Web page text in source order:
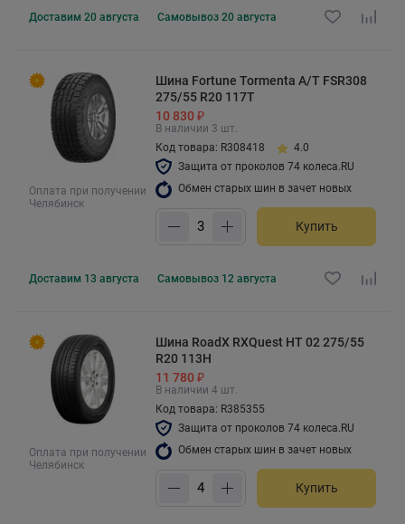
Доставим 20 августа Самовывоз 20 августа
Оплата при получении
Челябинск
Шина Fortune Tormenta A/T FSR308
275/55 R20 117T
10 830 ₽
В наличии 3 шт.
Код товара: R308418
4.0
Защита от проколов 74 колеса.RU
Обмен старых шин в зачет новых
Купить
Доставим 13 августа Самовывоз 12 августа
Оплата при получении
Челябинск
Шина RoadX RXQuest HT 02 275/55
R20 113H
11 780 ₽
В наличии 4 шт.
Код товара: R385355
Защита от проколов 74 колеса.RU
Обмен старых шин в зачет новых
Купить